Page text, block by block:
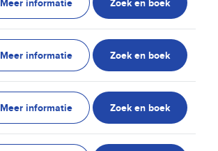
Meer informatie Zoek en boek
Meer informatie Zoek en boek
Meer informatie Zoek en boek